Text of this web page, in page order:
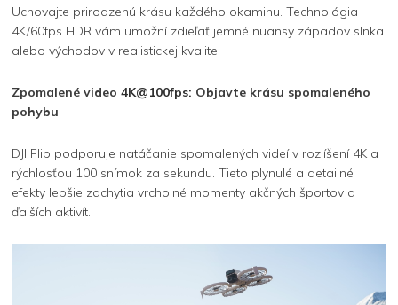
Uchovajte prirodzenú krásu každého okamihu. Technológia
4K/60fps HDR vám umožní zdieľať jemné nuansy západov slnka
alebo východov v realistickej kvalite.
Zpomalené video 4K@100fps: Objavte krásu spomaleného
pohybu
DJI Flip podporuje natáčanie spomalených videí v rozlíšení 4K a
rýchlosťou 100 snímok za sekundu. Tieto plynulé a detailné
efekty lepšie zachytia vrcholné momenty akčných športov a
ďalších aktivít.